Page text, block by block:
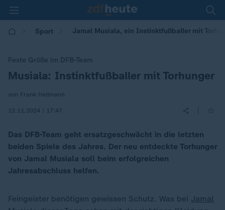
Sport Jamal Musiala, ein Instinktfußballer mit
Feste Größe im DFB-Team
:Musiala: Instinktfußballer mit Torhunger
von Frank Hellmann
12.11.2024 | 17:47
Das DFB-Team geht ersatzgeschwächt in die letzten
beiden Spiele des Jahres. Der neu entdeckte Torhunger
von Jamal Musiala soll beim erfolgreichen
Jahresabschluss helfen.
Feingeister benötigen gewissen Schutz. Was bei Jamal